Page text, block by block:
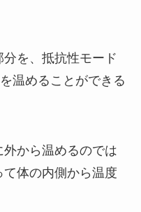
を、抵抗性モード
温めることができる
から温めるのでは
体の内側から温度